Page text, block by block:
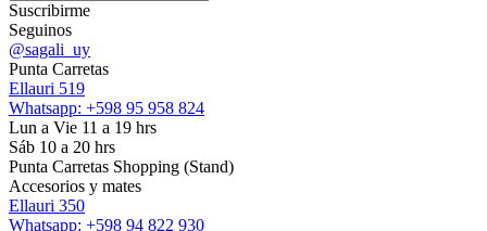
Suscribirme
Seguinos
@sagali_uy
Punta Carretas
Ellauri 519
Whatsapp: +598 95 958 824
Lun a Vie 11 a 19 hrs
Sáb 10 a 20 hrs
Punta Carretas Shopping (Stand)
Accesorios y mates
Ellauri 350
Whatsapp: +598 94 822 930